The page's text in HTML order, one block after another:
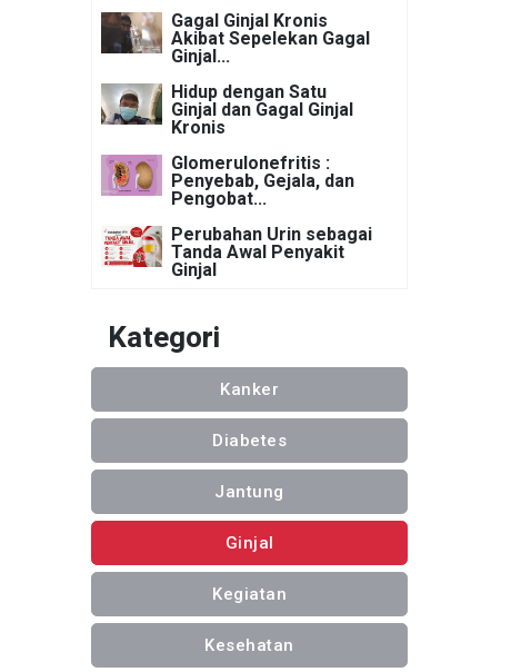
Gagal Ginjal Kronis
Akibat Sepelekan Gagal
Ginjal...
Hidup dengan Satu
Ginjal dan Gagal Ginjal
Kronis
Glomerulonefritis :
Penyebab, Gejala, dan
Pengobat...
Perubahan Urin sebagai
Tanda Awal Penyakit
Ginjal
Kategori
Kanker
Diabetes
Jantung
Ginjal
Kegiatan
Kesehatan